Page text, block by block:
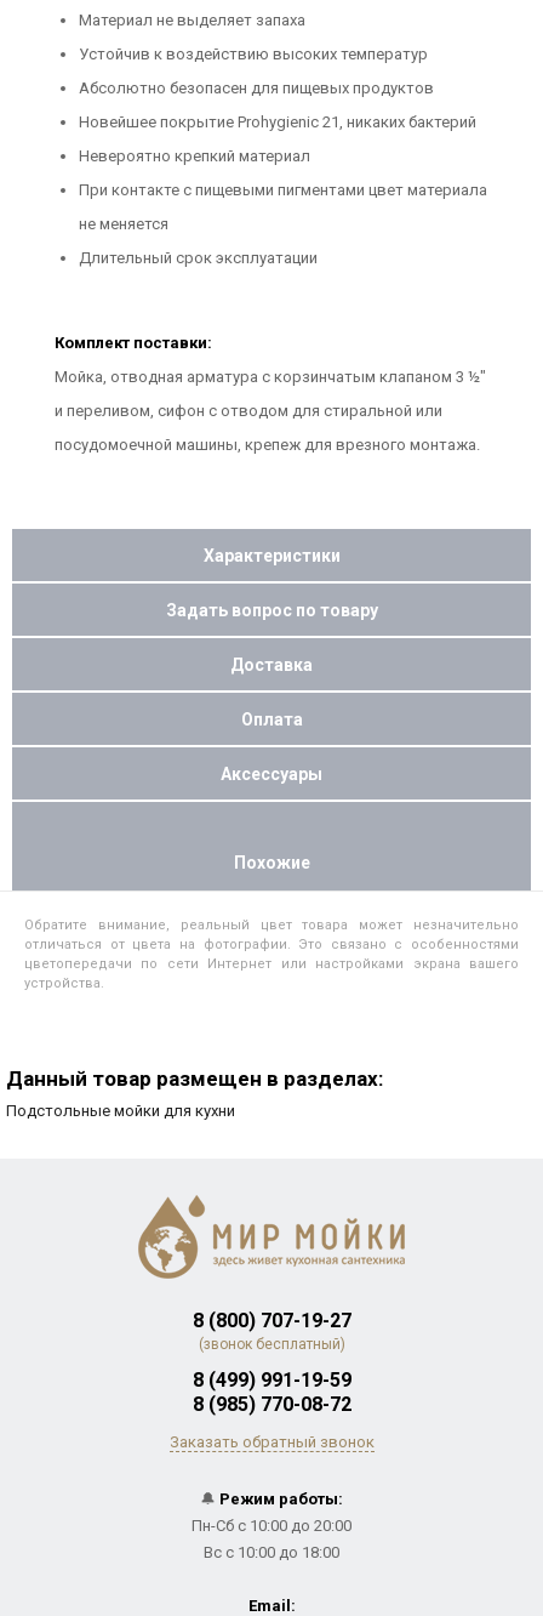
Материал не выделяет запаха
Устойчив к воздействию высоких температур
Абсолютно безопасен для пищевых продуктов
Новейшее покрытие Prohygienic 21, никаких бактерий
Невероятно крепкий материал
При контакте с пищевыми пигментами цвет материала
не меняется
Длительный срок эксплуатации
Комплект поставки:
Мойка, отводная арматура с корзинчатым клапаном 3 ½"
и переливом, сифон с отводом для стиральной или
посудомоечной машины, крепеж для врезного монтажа.
Характеристики
Задать вопрос по товару
Доставка
Оплата
Аксессуары
Похожие
Обратите внимание, реальный цвет товара может незначительно
отличаться от цвета на фотографии. Это связано с особенностями
цветопередачи по сети Интернет или настройками экрана вашего
устройства.
Данный товар размещен в разделах:
Подстольные мойки для кухни
8 (800) 707-19-27
(звонок бесплатный)
8 (499) 991-19-59
8 (985) 770-08-72
Заказать обратный звонок
🔔 Режим работы:
Пн-Сб с 10:00 до 20:00
Вс с 10:00 до 18:00
Email: